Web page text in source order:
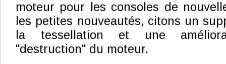
moteur pour les consoles de
les petites nouveautés, citons un
la tessellation et une
"destruction" du moteur.